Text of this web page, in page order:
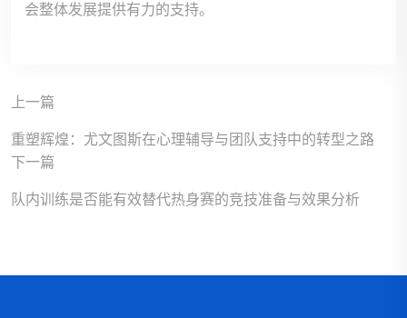
会整体发展提供有力的支持。
上一篇
重塑辉煌：尤文图斯在心理辅导与团队支持中的转型之路
下一篇
队内训练是否能有效替代热身赛的竞技准备与效果分析